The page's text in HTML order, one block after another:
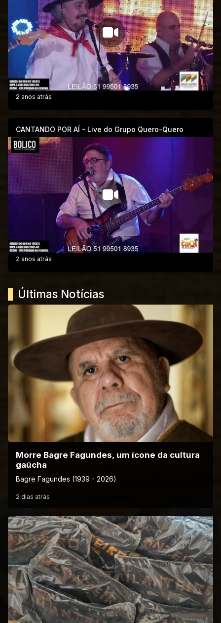
2 anos atrás
CANTANDO POR AÍ - Live do Grupo Quero-Quero
2 anos atrás
Últimas Notícias
Morre Bagre Fagundes, um ícone da cultura
gaúcha
Bagre Fagundes (1939 - 2026)
2 dias atrás